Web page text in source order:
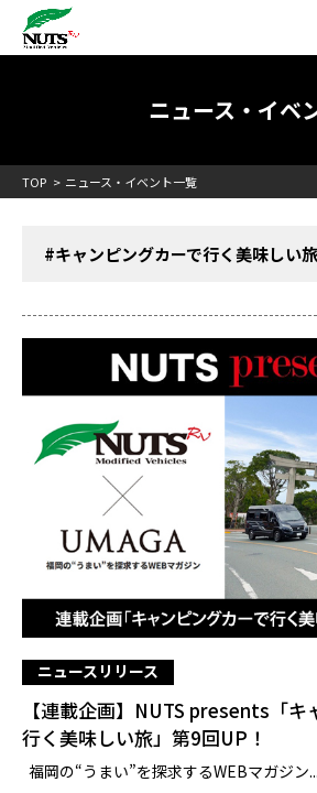
日本最大級のキャンピングカーメーカー
RV[テレビCM放送]
ニュース・イベ
TOP ニュース・イベント一覧
#キャンピングカーで行く美味しい旅
ニュースリリース
【連載企画】NUTS presents「キ
行く美味しい旅」第9回UP！
福岡の“うまい”を探求するWEBマガジン...